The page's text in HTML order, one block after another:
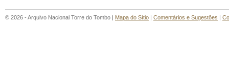
© 2026 - Arquivo Nacional Torre do Tombo | Mapa do Sítio | Comentários e Sugestões |